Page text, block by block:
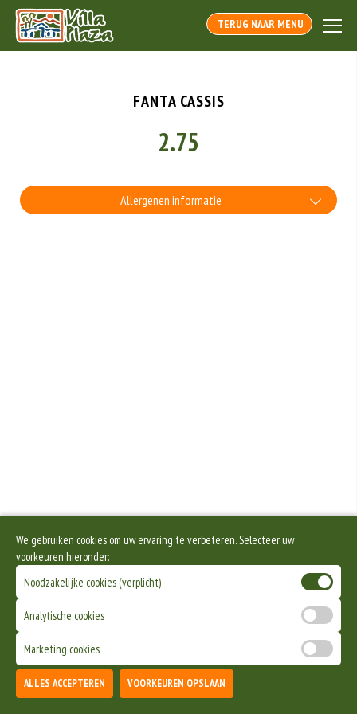
TERUG NAAR MENU
FANTA CASSIS
2.75
Allergenen informatie
We gebruiken cookies om uw ervaring te verbeteren. Selecteer uw
voorkeuren hieronder:
Noodzakelijke cookies (verplicht)
Analytische cookies
Marketing cookies
ALLES ACCEPTEREN VOORKEUREN OPSLAAN